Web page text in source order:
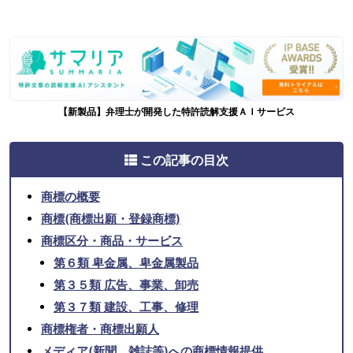
【新製品】弁理士が開発した特許読解支援ＡＩサービス
この記事の目次
商標の概要
商標(商標出願・登録商標)
商標区分・商品・サービス
第６類 卑金属、卑金属製品
第３５類 広告、事業、卸売
第３７類 建設、工事、修理
商標権者・商標出願人